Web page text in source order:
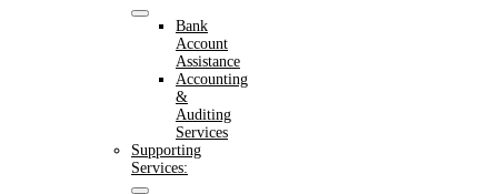
Bank
Account
Assistance
Accounting
&
Auditing
Services
Supporting
Services: